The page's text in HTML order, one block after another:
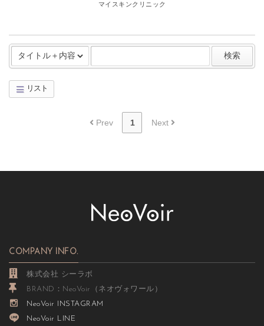
マイスキンクリニック
検索
リスト
Prev 1 Next
COMPANY INFO.
株式会社 シーラボ
BRAND：NeoVoir（ネオヴォワール）
NeoVoir INSTAGRAM
NeoVoir LINE